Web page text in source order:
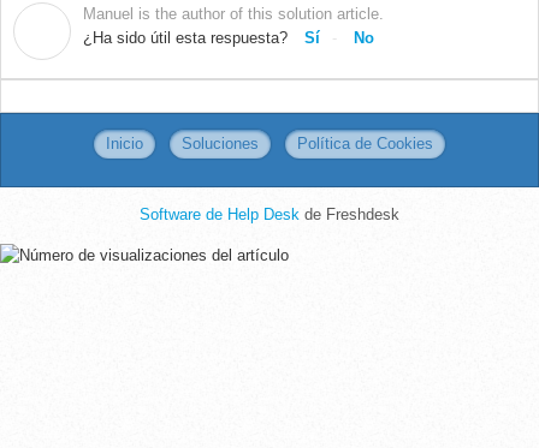
Manuel is the author of this solution article.
¿Ha sido útil esta respuesta?
Sí No
Inicio Soluciones Política de Cookies
Software de Help Desk de Freshdesk